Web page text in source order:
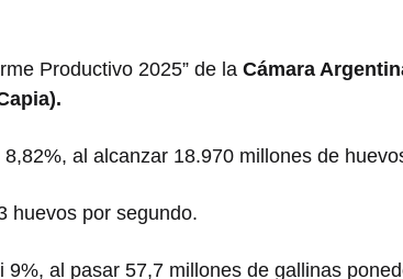
Productivo 2025” de la Cámara
al alcanzar 18.970 millones de
huevos por segundo.
9%, al pasar 57,7 millones de gallinas